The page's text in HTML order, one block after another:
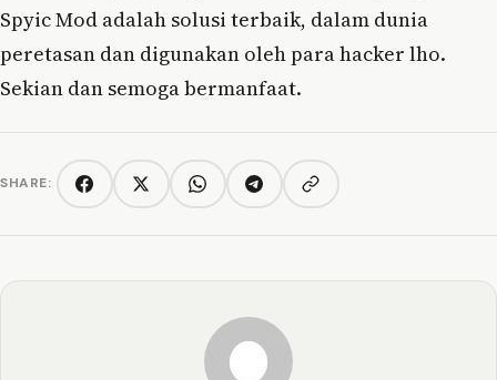
Spyic Mod adalah solusi terbaik, dalam dunia
peretasan dan digunakan oleh para hacker lho.
Sekian dan semoga bermanfaat.
SHARE: FacebookTwitter/XWhatsAppTelegramCopy link